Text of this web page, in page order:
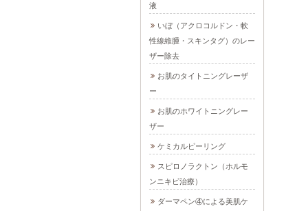
液
いぼ（アクロコルドン・軟
性線維腫・スキンタグ）のレー
ザー除去
お肌のタイトニングレーザ
ー
お肌のホワイトニングレー
ザー
ケミカルピーリング
スピロノラクトン（ホルモ
ンニキビ治療）
ダーマペン④による美肌ケ